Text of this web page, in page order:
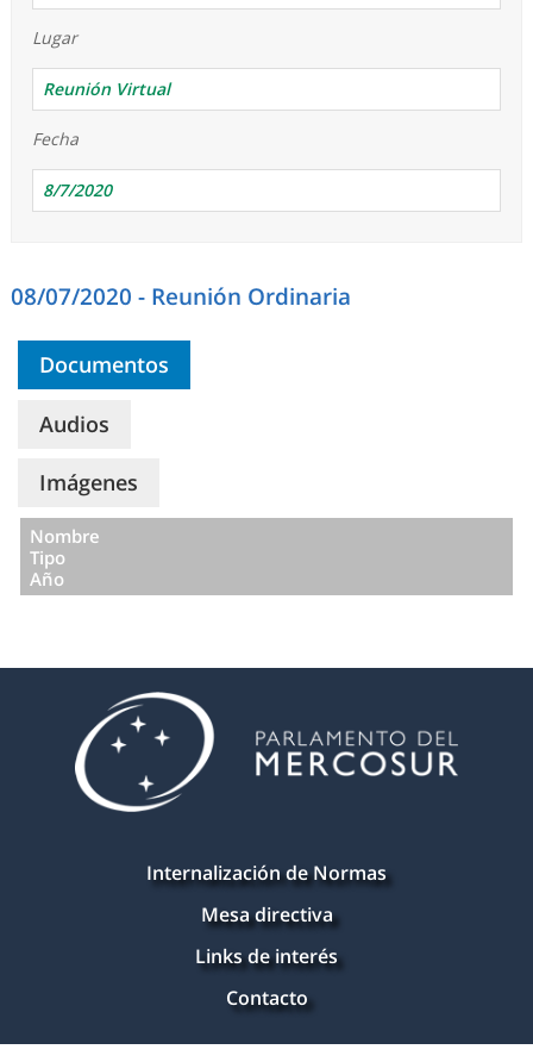
Lugar
Reunión Virtual
Fecha
8/7/2020
08/07/2020 - Reunión Ordinaria
Documentos
Audios
Imágenes
Nombre
Tipo
Año
Internalización de Normas
Mesa directiva
Links de interés
Contacto